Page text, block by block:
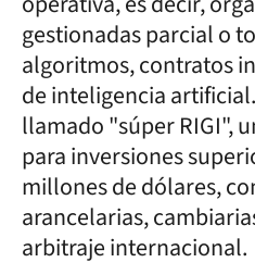
gestionadas parcial o
algoritmos, contratos
de inteligencia
llamado "súper RIGI",
para inversiones
millones de dólares,
arancelarias,
arbitraje internacional.